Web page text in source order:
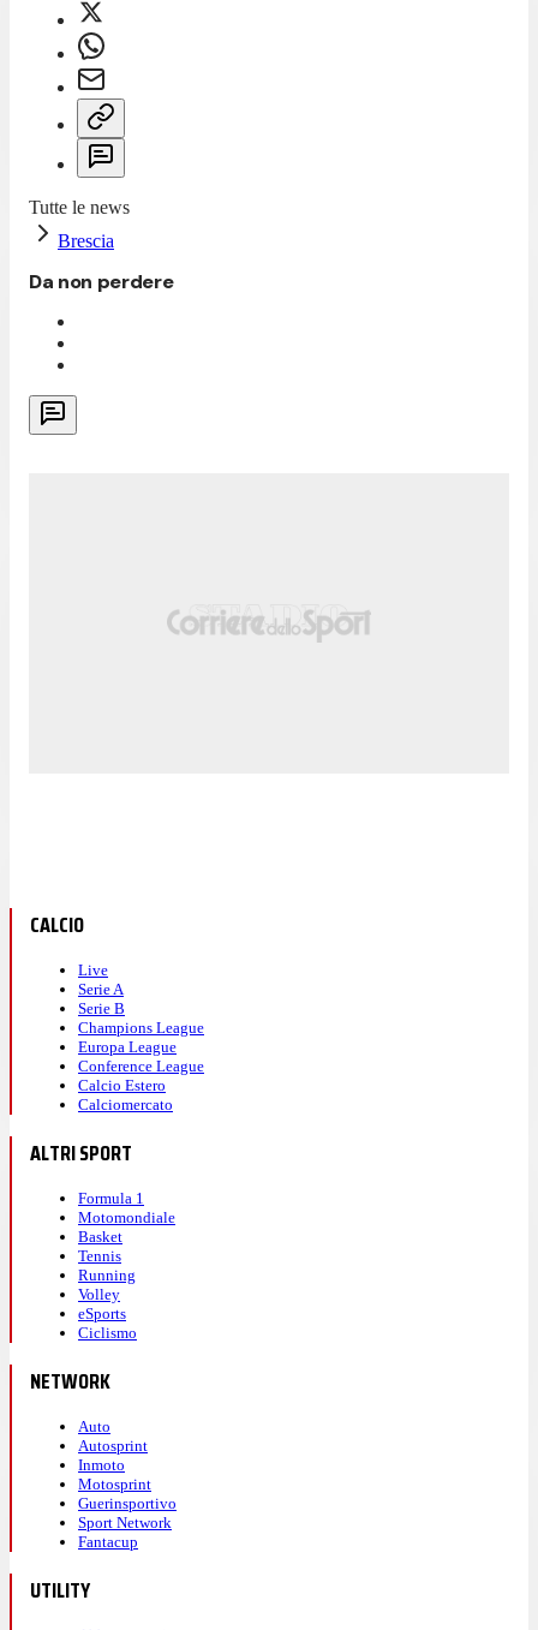
Tutte le news
Brescia
Da non perdere
CALCIO
Live
Serie A
Serie B
Champions League
Europa League
Conference League
Calcio Estero
Calciomercato
ALTRI SPORT
Formula 1
Motomondiale
Basket
Tennis
Running
Volley
eSports
Ciclismo
NETWORK
Auto
Autosprint
Inmoto
Motosprint
Guerinsportivo
Sport Network
Fantacup
UTILITY